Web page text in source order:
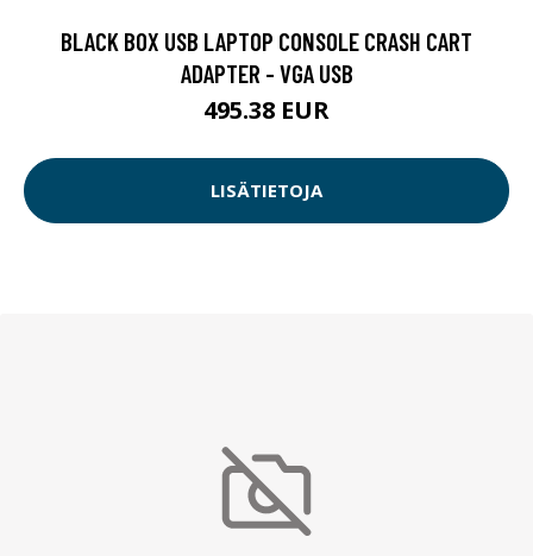
BLACK BOX USB LAPTOP CONSOLE CRASH CART
ADAPTER - VGA USB
495.38 EUR
LISÄTIETOJA